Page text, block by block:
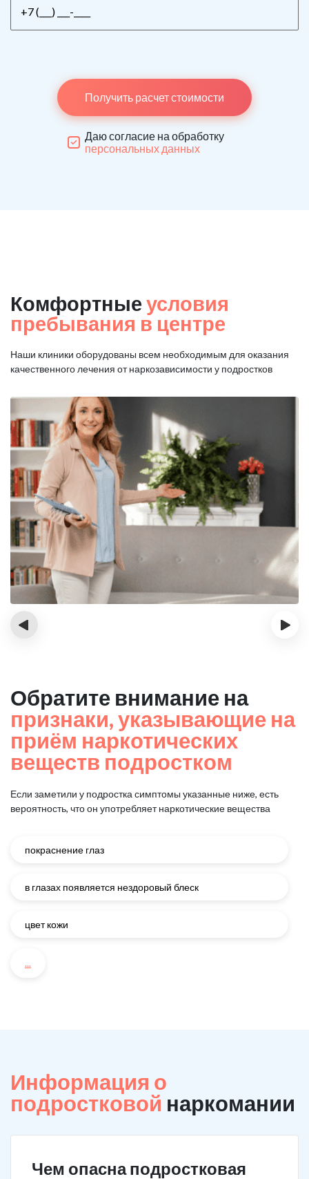
Получить расчет стоимости
Даю согласие на обработку
персональных данных
Комфортные условия
пребывания в центре
Наши клиники оборудованы всем необходимым для оказания
качественного лечения от наркозависимости у подростков
‹ ›
Обратите внимание на
признаки, указывающие на
приём наркотических
веществ подростком
Если заметили у подростка симптомы указанные ниже, есть
вероятность, что он употребляет наркотические вещества
покраснение глаз
в глазах появляется нездоровый блеск
цвет кожи
...
Информация о
подростковой наркомании
Чем опасна подростковая